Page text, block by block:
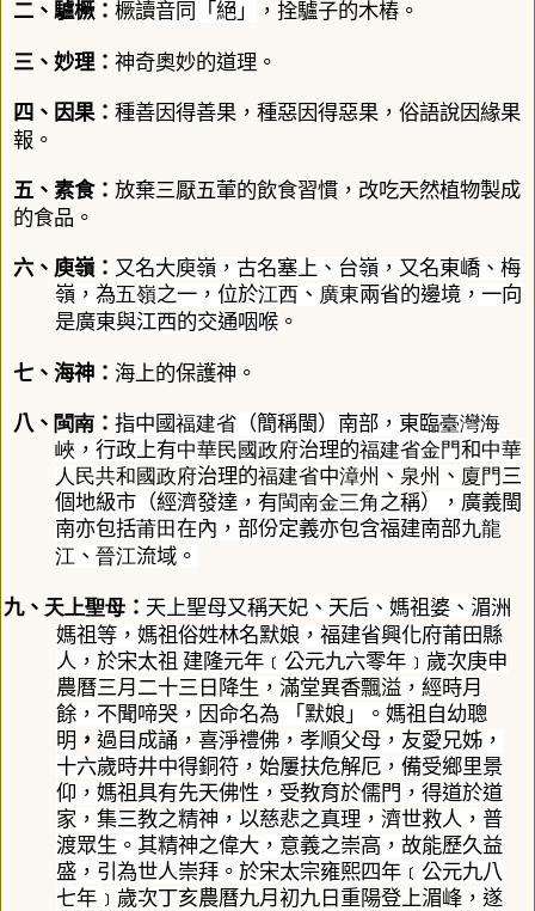
二、驢橛： 橛讀音同「絕」 ，拴驢子的木樁。
三、妙理： 神奇奧妙的道理。
四、因果： 種善因得善果，種惡因得惡果，俗語說因緣果
報。
五、素食： 放棄三厭五葷的飲食習慣，改吃天然植物製成
的食品。
六、庾嶺： 又名大庾嶺 ，古名塞上 、 台嶺 ，又名東嶠 、 梅
嶺，為五嶺之一，位於江西、 廣東兩省的邊境，一向
是廣東與江西的交通咽喉。
七、海神： 海上的保護神 。
八、 閩南 ： 指中國福建省 （簡稱閩）南部，東臨臺灣海
峽 ，行政上有中華民國政府治理的福建省金門和中華
人民共和國政府治理的福建省中漳州 、 泉州 、 廈門三
個地級市（經濟發達，有閩南金三角之稱），廣義閩
南亦包括莆田 在內，部份定義亦包含福建南部九龍
江、 晉江流域。
九、 天上聖母 ： 天上聖母又稱天妃、天后、媽祖婆、湄洲
媽祖等，媽祖俗姓林名默娘，福建省興化府莆田縣
人，於宋太祖 建隆元年﹝公元九六零年﹞歲次庚申
農曆三月二十三日降生，滿堂異香飄溢，經時月
餘，不聞啼哭，因命名為 「默娘」。媽祖自幼聰
明 ，過目成誦，喜淨禮佛，孝順父母，友愛兄姊，
十六歲時井中得銅符，始屢扶危解厄，備受鄉里景
仰，媽祖具有先天佛性，受教育於儒門，得道於道
家，集三教之精神，以慈悲之真理，濟世救人，普
渡眾生。其精神之偉大，意義之崇高，故能歷久益
盛，引為世人崇拜。於宋太宗雍熙四年﹝公元九八
七年﹞歲次丁亥農曆九月初九日重陽登上湄峰，遂